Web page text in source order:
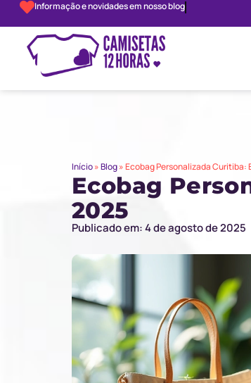
Informação e novidades em nosso blog
Início»Blog»Ecobag Personalizada Curitiba:
Ecobag
2025
Publicado em: 4 de agosto de 2025